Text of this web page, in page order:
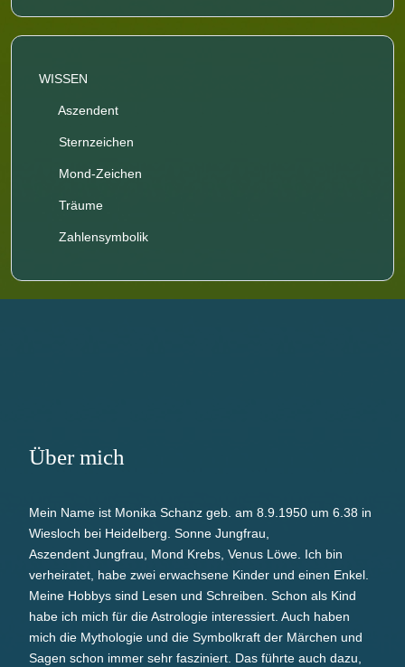
WISSEN
Aszendent
Sternzeichen
Mond-Zeichen
Träume
Zahlensymbolik
Über mich
Mein Name ist Monika Schanz geb. am 8.9.1950 um 6.38 in
Wiesloch bei Heidelberg. Sonne Jungfrau,
Aszendent Jungfrau, Mond Krebs, Venus Löwe. Ich bin
verheiratet, habe zwei erwachsene Kinder und einen Enkel.
Meine Hobbys sind Lesen und Schreiben. Schon als Kind
habe ich mich für die Astrologie interessiert. Auch haben
mich die Mythologie und die Symbolkraft der Märchen und
Sagen schon immer sehr fasziniert. Das führte auch dazu,